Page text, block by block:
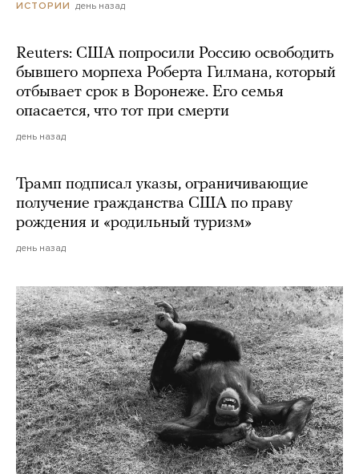
ИСТОРИИ день назад
Reuters: США попросили Россию освободить
бывшего морпеха Роберта Гилмана, который
отбывает срок в Воронеже. Его семья
опасается, что тот при смерти
день назад
Трамп подписал указы, ограничивающие
получение гражданства США по праву
рождения и «родильный туризм»
день назад